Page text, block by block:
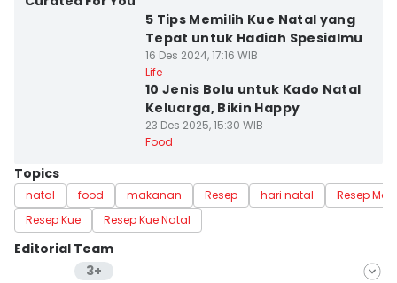
5 Tips Memilih Kue Natal yang
Tepat untuk Hadiah Spesialmu
16 Des 2024, 17:16 WIB
Life
10 Jenis Bolu untuk Kado Natal
Keluarga, Bikin Happy
23 Des 2025, 15:30 WIB
Food
Topics
natal food makanan Resep hari natal
Resep
Resep Kue
Resep Kue Natal
Editorial Team
3+